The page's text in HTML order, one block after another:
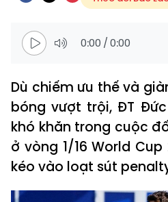
0:00 /0:00
Dù chiếm ưu thế và
bóng vượt trội, ĐT
khó khăn trong cuộc
ở vòng 1/16 World
kéo vào loạt sút